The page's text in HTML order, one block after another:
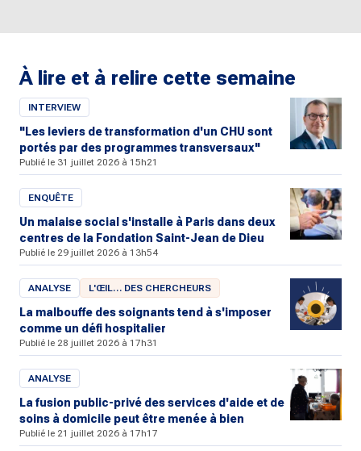
À lire et à relire cette semaine
INTERVIEW
"Les leviers de transformation d'un CHU sont
portés par des programmes transversaux"
Publié le 31 juillet 2026 à 15h21
ENQUÊTE
Un malaise social s'installe à Paris dans deux
centres de la Fondation Saint-Jean de Dieu
Publié le 29 juillet 2026 à 13h54
ANALYSE L'ŒIL… DES CHERCHEURS
La malbouffe des soignants tend à s'imposer
comme un défi hospitalier
Publié le 28 juillet 2026 à 17h31
ANALYSE
La fusion public-privé des services d'aide et de
soins à domicile peut être menée à bien
Publié le 21 juillet 2026 à 17h17